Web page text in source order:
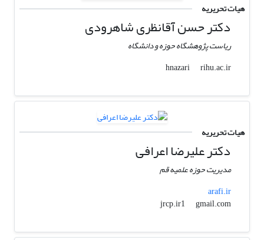
هیات تحریریه
دکتر حسن آقانظری شاهرودی
ریاست پژوهشگاه حوزه و دانشگاه
hnazari
rihu.ac.ir
هیات تحریریه
دکتر علیرضا اعرافی
مدیریت حوزه علمیه قم
arafi.ir
jrcp.ir1
gmail.com